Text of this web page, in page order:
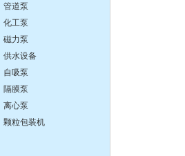
zX防爆无堵塞自吸泵
管道泵
化工泵
磁力泵
供水设备
自吸泵
隔膜泵
离心泵
颗粒包装机